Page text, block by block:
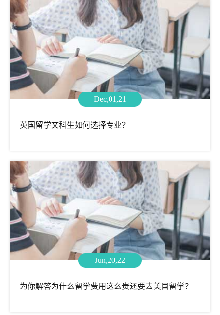
Dec,01,21
英国留学文科生如何选择专业？
Jun,20,22
为你解答为什么留学费用这么贵还要去美国留学？